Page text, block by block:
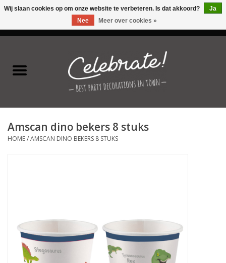
Latex ballonnen
Folie ballonnen
Verjaardag thema's
Kinderfeestjes
Cadeaus
Amscan dino bekers 8 stuks
HOME/AMSCAN DINO BEKERS 8 STUKS
Wij slaan cookies op om onze website te verbeteren. Is dat akkoord?
Ja
Nee
Meer over cookies »